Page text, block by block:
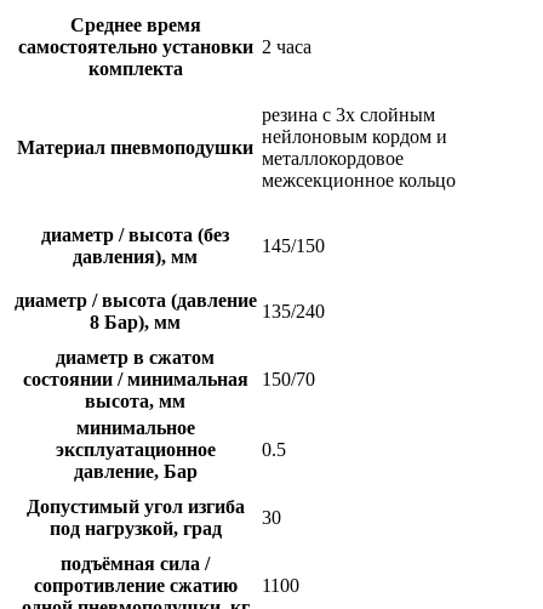
Среднее время
самостоятельно установки
комплекта
2 часа
Материал пневмоподушки
резина с 3х слойным
нейлоновым кордом и
металлокордовое
межсекционное кольцо
диаметр / высота (без
давления), мм
145/150
диаметр / высота (давление
8 Бар), мм
135/240
диаметр в сжатом
состоянии / минимальная
высота, мм
150/70
минимальное
эксплуатационное
давление, Бар
0.5
Допустимый угол изгиба
под нагрузкой, град
30
подъёмная сила /
сопротивление сжатию
1100